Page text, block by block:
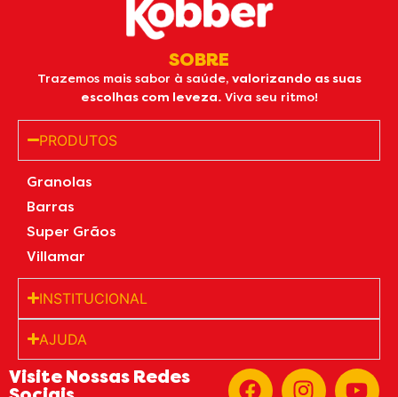
SOBRE
Trazemos mais sabor à saúde, valorizando as suas
escolhas com leveza.Viva seu ritmo!
PRODUTOS
Granolas
Barras
Super Grãos
Villamar
INSTITUCIONAL
AJUDA
Visite Nossas Redes